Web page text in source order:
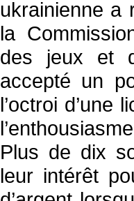
ukrainienne a
la
des jeux et
accepté un
l’octroi d’une
Plus de dix
leur intérêt